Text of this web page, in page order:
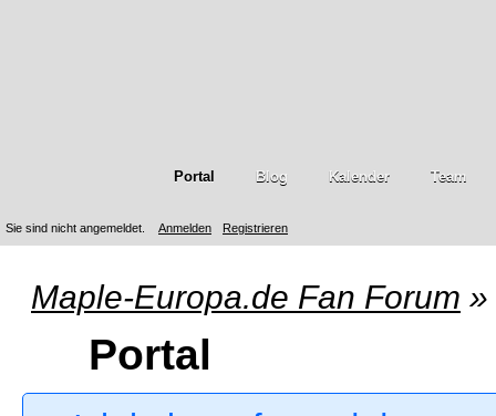
Sie sind nicht angemeldet. Anmelden Registrieren
Portal Blog Kalender Team
Maple-Europa.de Fan Forum »
Portal